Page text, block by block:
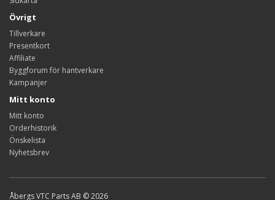
Övrigt
Tillverkare
Presentkort
Affiliate
Byggforum för hantverkare
Kampanjer
Mitt konto
Mitt konto
Orderhistorik
Önskelista
Nyhetsbrev
Åbergs VTC Parts AB © 2026